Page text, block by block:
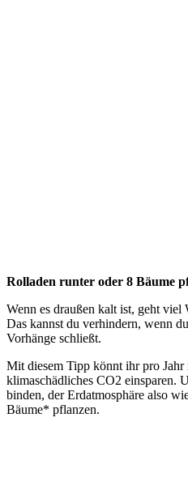
Rolladen runter oder 8 Bäume
Wenn es draußen kalt ist, geht viel
Das kannst du verhindern, wenn
Vorhänge schließt.
Mit diesem Tipp könnt ihr pro
klimaschädliches CO2 einsparen.
binden, der Erdatmosphäre also
Bäume* pflanzen.